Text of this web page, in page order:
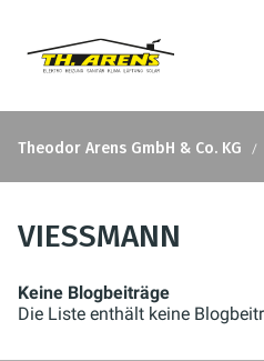
Theodor Arens GmbH & Co. KG
VIESSMANN
Keine Blogbeiträge
Die Liste enthält keine